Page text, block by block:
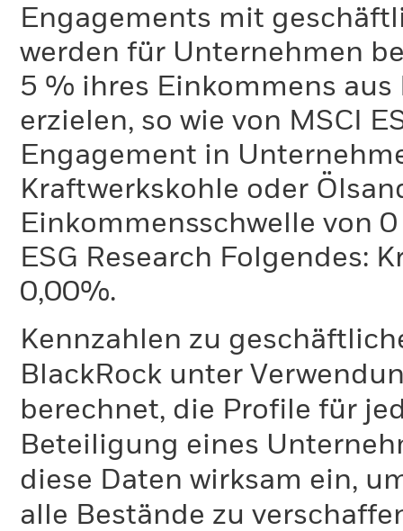
Engagements mit
werden für Unternehmen
5 % ihres Einkommens
erzielen, so wie von MSCI
Engagement in
Kraftwerkskohle oder
Einkommensschwelle von
ESG Research Folgendes:
0,00%.
Kennzahlen zu
BlackRock unter
berechnet, die Profile für
Beteiligung eines
diese Daten wirksam ein,
alle Bestände zu